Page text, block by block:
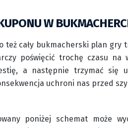
W
cały bukmacherski plan gry
poświęcić trochę czasu na
a następnie trzymać się
uchroni nas przed
poniżej schemat może